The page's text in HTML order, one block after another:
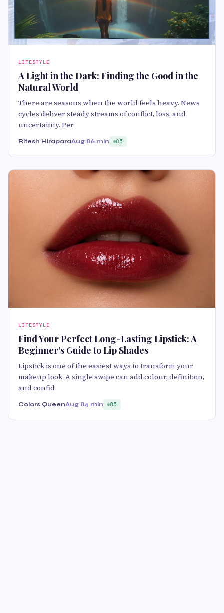
LIFESTYLE
A Light in the Dark: Finding the Good in the
Natural World
There are seasons when the world feels heavy. News
cycles deliver steady streams of conflict, loss, and
uncertainty. Per
Ritesh HiraparaAug 86 min 85
LIFESTYLE
Find Your Perfect Long-Lasting Lipstick: A
Beginner’s Guide to Lip Shades
Lipstick is one of the easiest ways to transform your
makeup look. A single swipe can add colour, definition,
and confid
Colors QueenAug 84 min 85